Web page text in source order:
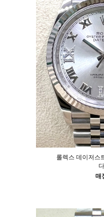
롤렉스 데이저스
매